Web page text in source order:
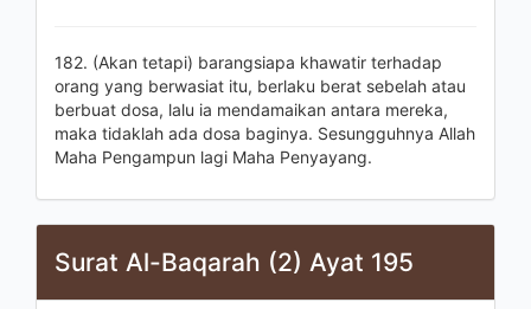
182. (Akan tetapi) barangsiapa khawatir terhadap
orang yang berwasiat itu, berlaku berat sebelah atau
berbuat dosa, lalu ia mendamaikan antara mereka,
maka tidaklah ada dosa baginya. Sesungguhnya Allah
Maha Pengampun lagi Maha Penyayang.
Surat Al-Baqarah (2) Ayat 195